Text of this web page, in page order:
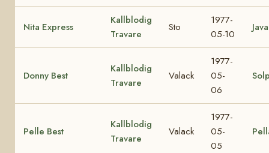
Nita Express
Kallblodig
Travare
Sto
1977-
05-10
Donny Best
Kallblodig
Travare
Valack
1977-
05-
06
Pelle Best
Kallblodig
Travare
Valack
1977-
05-
05